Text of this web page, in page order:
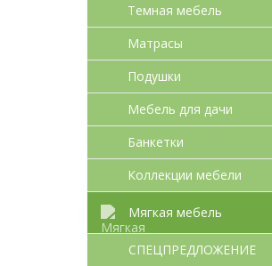
Темная мебель
Матрасы
Подушки
Мебель для дачи
Банкетки
Коллекции мебели
Мягкая мебель
СПЕЦПРЕДЛОЖЕНИЕ